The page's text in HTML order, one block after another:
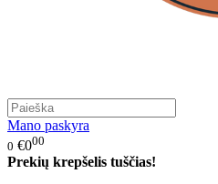
Mano paskyra
0 €000
Prekių krepšelis tuščias!